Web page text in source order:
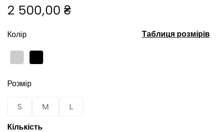
2 500,00 ₴
Колір
Розмір
S M L
Таблиця розмірів
Кількість